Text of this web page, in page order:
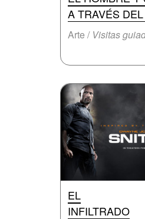
A TRAVÉS
Arte / Visitas
EL
INFILTRADO